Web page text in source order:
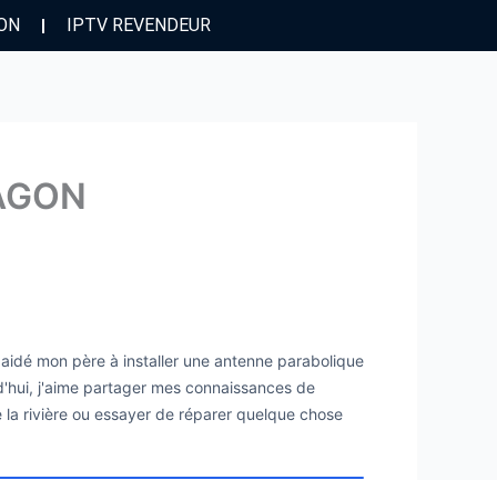
IPTV REVENDEUR
mon père à installer une antenne parabolique
j'aime partager mes connaissances de
rivière ou essayer de réparer quelque chose